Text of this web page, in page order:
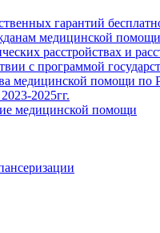
гарантий
медицинской помощи
расстройствах и
с программой
медицинской помощи по
2025гг.
медицинской помощи